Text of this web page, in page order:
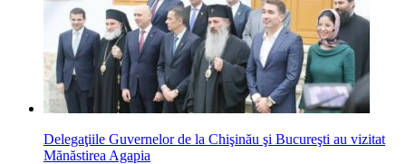
Delegaţiile Guvernelor de la Chişinău şi Bucureşti au vizitat
Mănăstirea Agapia